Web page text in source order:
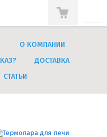
О КОМПАНИИ
ДОСТАВКА
СТАТЬИ